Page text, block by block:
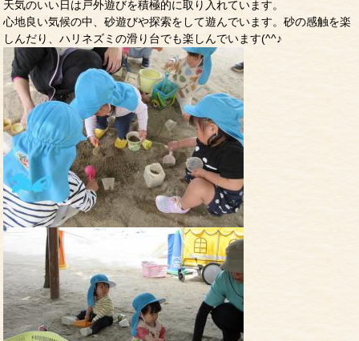
天気のいい日は戸外遊びを積極的に取り入れています。
心地良い気候の中、砂遊びや探索をして遊んでいます。砂の感触を楽
しんだり、ハリネズミの滑り台でも楽しんでいます(^^♪